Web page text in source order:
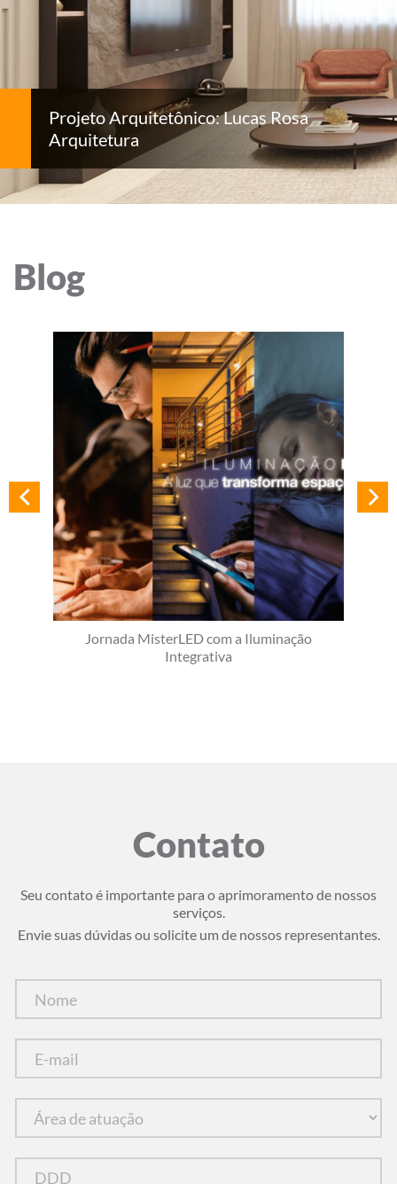
Projeto Arquitetônico: Lucas Rosa
Arquitetura
Blog
Jornada MisterLED com a Iluminação
Integrativa
Contato
Seu contato é importante para o aprimoramento de nossos
serviços.
Envie suas dúvidas ou solicite um de nossos representantes.